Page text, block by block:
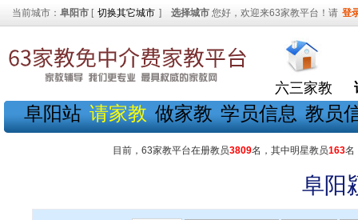
当前城市： 阜阳市 [ 切换其它城市 ] 选择城市 您好，欢迎来63家教平台！请 登
六三家教
阜阳站 请家教 做家教 学员信息 教员
目前，63家教平台在册教员3809名，其中明星教员163名
阜阳